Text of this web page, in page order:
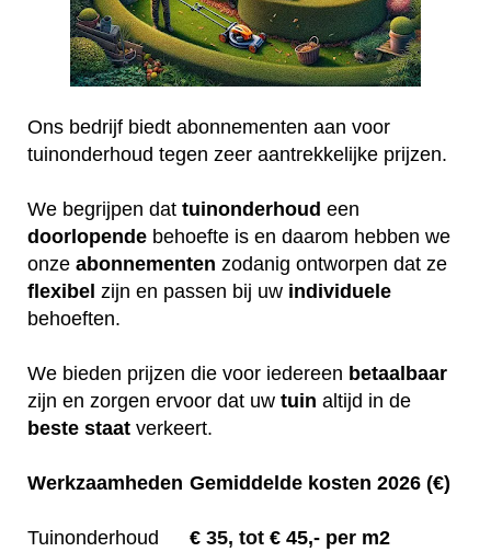
Ons bedrijf biedt abonnementen aan voor
tuinonderhoud tegen zeer aantrekkelijke prijzen.
We begrijpen dat tuinonderhoud een
doorlopende behoefte is en daarom hebben we
onze abonnementen zodanig ontworpen dat ze
flexibel zijn en passen bij uw individuele
behoeften.
We bieden prijzen die voor iedereen betaalbaar
zijn en zorgen ervoor dat uw tuin altijd in de
beste staat verkeert.
Werkzaamheden Gemiddelde kosten 2026 (€)
Tuinonderhoud € 35, tot € 45,- per m2